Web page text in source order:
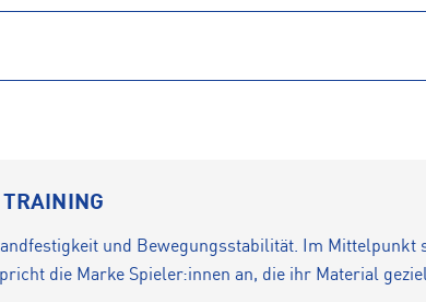
und Bewegungsstabilität. Im Mittelpunkt
die Marke Spieler:innen an, die ihr Material